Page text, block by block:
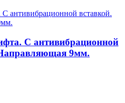
С антивибрационной
9мм.